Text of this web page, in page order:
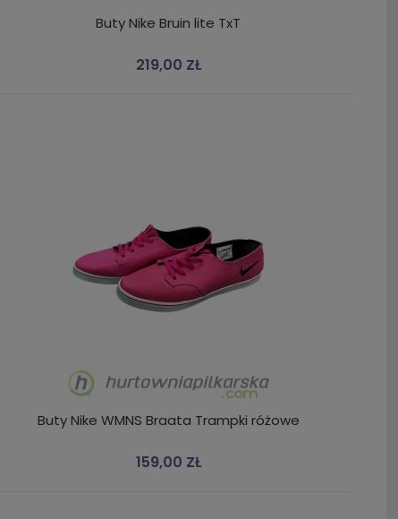
Buty Nike Bruin lite TxT
219,00 ZŁ
Buty Nike WMNS Braata Trampki różowe
159,00 ZŁ